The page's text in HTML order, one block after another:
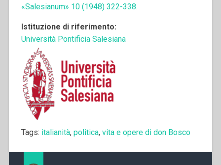
«Salesianum» 10 (1948) 322-338.
Istituzione di riferimento:
Università Pontificia Salesiana
Tags: italianità, politica, vita e opere di don Bosco